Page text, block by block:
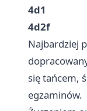
4d1
4d2f
Najbardziej
się tańcem,
egzaminów.